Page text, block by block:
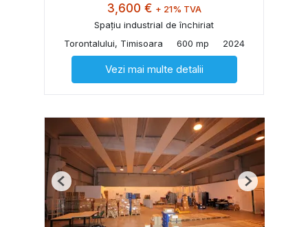
3,600 € + 21% TVA
Spațiu industrial de închiriat
Torontalului, Timisoara
600 mp 2024
Vezi mai multe detalii
Previous Next